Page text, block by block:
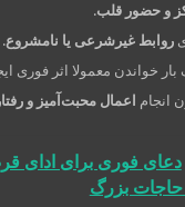
و حضور قلب.
روابط غیرشرعی یا نامشروع.
بار خواندن معمولا اثر فوری
انجام اعمال محبت‌آمیز و
دعای فوری برای ادای
حاجات بزرگ